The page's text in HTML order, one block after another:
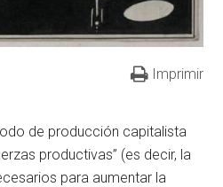
Imprimir
de producción capitalista
productivas” (es decir, la
para aumentar la